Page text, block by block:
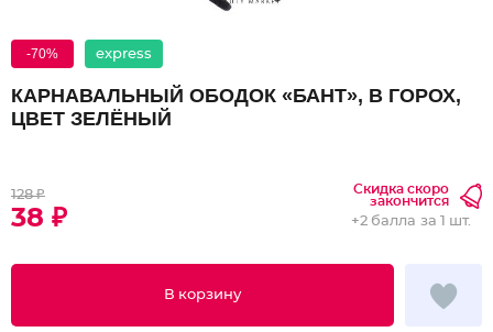
-70% express
КАРНАВАЛЬНЫЙ ОБОДОК «БАНТ», В ГОРОХ,
ЦВЕТ ЗЕЛЁНЫЙ
128 ₽
38 ₽
Скидка скоро
закончится
В корзину
+2 балла за 1 шт.